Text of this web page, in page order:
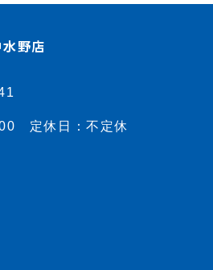
野店
定休日：不定休